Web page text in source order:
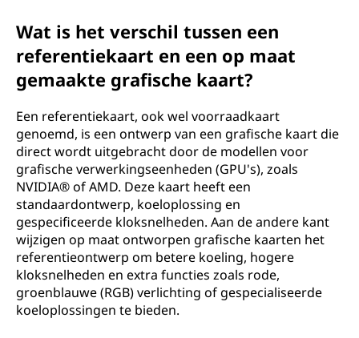
Wat is het verschil tussen een
referentiekaart en een op maat
gemaakte grafische kaart?
Een referentiekaart, ook wel voorraadkaart
genoemd, is een ontwerp van een grafische kaart die
direct wordt uitgebracht door de modellen voor
grafische verwerkingseenheden (GPU's), zoals
NVIDIA® of AMD. Deze kaart heeft een
standaardontwerp, koeloplossing en
gespecificeerde kloksnelheden. Aan de andere kant
wijzigen op maat ontworpen grafische kaarten het
referentieontwerp om betere koeling, hogere
kloksnelheden en extra functies zoals rode,
groenblauwe (RGB) verlichting of gespecialiseerde
koeloplossingen te bieden.